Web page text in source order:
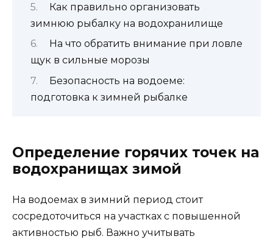
Как правильно организовать
зимнюю рыбалку на водохранилище
На что обратить внимание при ловле
щук в сильные морозы
Безопасность на водоеме:
подготовка к зимней рыбалке
Определение горячих точек на
водохранищах зимой
На водоемах в зимний период стоит
сосредоточиться на участках с повышенной
активностью рыб. Важно учитывать